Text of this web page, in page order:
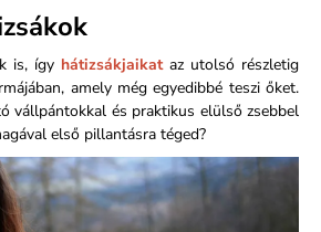
is, így hátizsákjaikataz utolsó részletig
amely még egyedibbé teszi őket.
vállpántokkal és praktikus elülső zsebbel
első pillantásra téged?